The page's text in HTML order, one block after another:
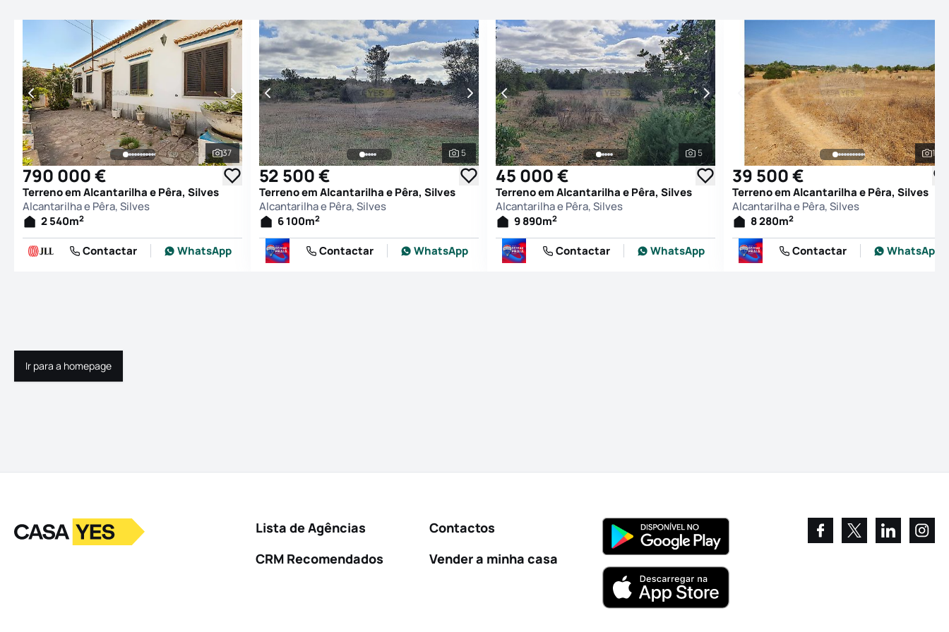
Ver todas as fotografias
37
790 000 €
Terreno em Alcantarilha e Pêra, Silves
Alcantarilha e Pêra, Silves
2 540m2
Contactar WhatsApp
Ver todas as fotografias
5
52 500 €
Terreno em Alcantarilha e Pêra, Silves
Alcantarilha e Pêra, Silves
6 100m2
Contactar WhatsApp
Ver todas as fotografias
5
45 000 €
Terreno em Alcantarilha e Pêra, Silves
Alcantarilha e Pêra, Silves
9 890m2
Contactar WhatsApp
12
39 500 €
Terreno em Alcantarilha e Pêra, Silves
Alcantarilha e Pêra, Silves
8 280m2
Contactar WhatsApp
Ir para a homepage
Ir para a homepage
LogoIr para a homepage
Lista de Agências
CRM Recomendados
Contactos
Vender a minha casa